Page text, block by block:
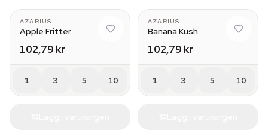
AZARIUS
Apple Fritter
102,79 kr
1 3 5 10
AZARIUS
Banana Kush
102,79 kr
1 3 5 10